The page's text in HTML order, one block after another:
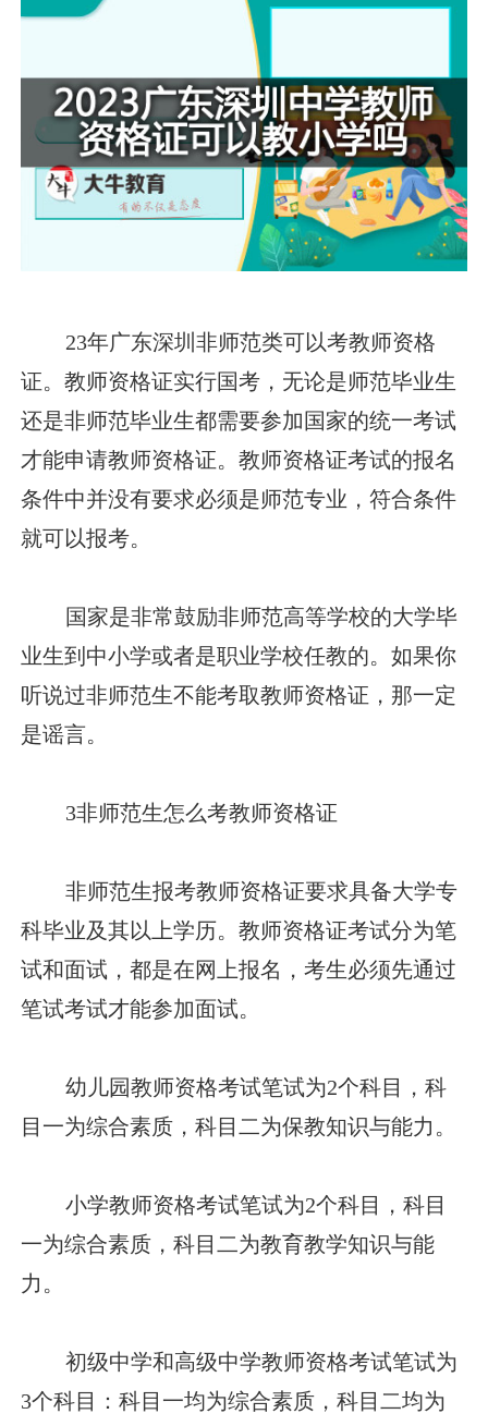
23年广东深圳非师范类可以考教师资格
证。教师资格证实行国考，无论是师范毕业生
还是非师范毕业生都需要参加国家的统一考试
才能申请教师资格证。教师资格证考试的报名
条件中并没有要求必须是师范专业，符合条件
就可以报考。
国家是非常鼓励非师范高等学校的大学毕
业生到中小学或者是职业学校任教的。如果你
听说过非师范生不能考取教师资格证，那一定
是谣言。
3非师范生怎么考教师资格证
非师范生报考教师资格证要求具备大学专
科毕业及其以上学历。教师资格证考试分为笔
试和面试，都是在网上报名，考生必须先通过
笔试考试才能参加面试。
幼儿园教师资格考试笔试为2个科目，科
目一为综合素质，科目二为保教知识与能力。
小学教师资格考试笔试为2个科目，科目
一为综合素质，科目二为教育教学知识与能
力。
初级中学和高级中学教师资格考试笔试为
3个科目：科目一均为综合素质，科目二均为